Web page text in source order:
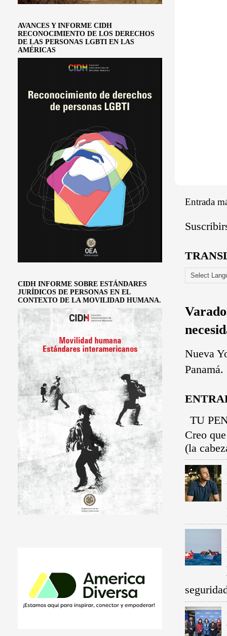
Entrada
Nueva
TU
Creo
(la
AVANCES Y INFORME CIDH
RECONOCIMIENTO DE LOS DERECHOS
DE LAS PERSONAS LGBTI EN LAS
AMÉRICAS
CIDH INFORME SOBRE ESTÁNDARES
JURÍDICOS DE PERSONAS EN EL
CONTEXTO DE LA MOVILIDAD HUMANA.